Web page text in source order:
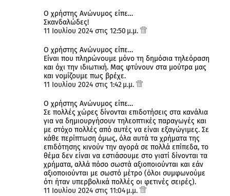
Ο χρήστης Ανώνυμος είπε…
Σκανδαλώδες!
11 Ιουλίου 2024 στις 12:50 μ.μ.
Ο χρήστης Ανώνυμος είπε…
Είναι που πληρώνουμε μόνο τη δημόσια τηλεόραση
και όχι την ιδιωτική. Μας φτύνουν στα μούτρα μας
και νομίζουμε πως βρέχε.
11 Ιουλίου 2024 στις 1:42 μ.μ.
Ο χρήστης Ανώνυμος είπε…
Σε πολλές χώρες δίνονται επιδοτήσεις στα κανάλια
για να δημιουργήσουν τηλεοπτικές παραγωγές και
με στόχο πολλές από αυτές να είναι εξαγώγιμες. Σε
κάθε περίπτωση όμως, όλα αυτά τα χρήματα της
επιδότησης κινούν την αγορά σε πολλά επίπεδα, το
θέμα δεν είναι να εστιάσουμε στο γιατί δίνονται τα
χρήματα, αλλά πόσο σωστά αξιοποιούνται και εάν
αξιοποιούνται με σωστό μέτρο (όλοι συμφωνούμε
ότι ήταν υπερβολικά πολλές οι φετινές σειρές).
11 Ιουλίου 2024 στις 11:04 μ.μ.